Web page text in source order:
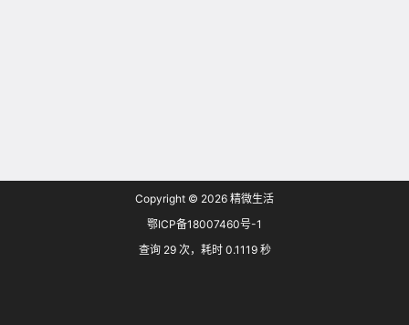
Copyright © 2026 精微生活
鄂ICP备18007460号-1
查询 29 次，耗时 0.1119 秒